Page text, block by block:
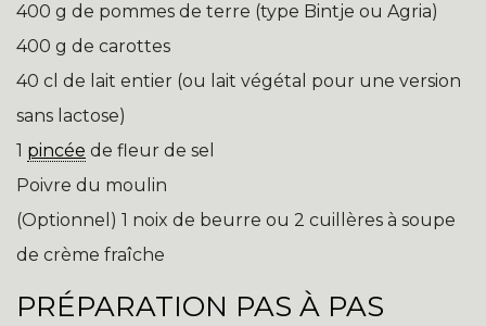
400 g de pommes de terre (type Bintje ou Agria)
400 g de carottes
40 cl de lait entier (ou lait végétal pour une version
sans lactose)
1 pincée de fleur de sel
Poivre du moulin
(Optionnel) 1 noix de beurre ou 2 cuillères à soupe
de crème fraîche
PRÉPARATION PAS À PAS